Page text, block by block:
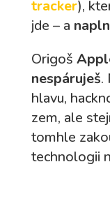
tracker),
jde – a
Origoš
nespáruješ.
hlavu,
zem, ale
tomhle
technologii